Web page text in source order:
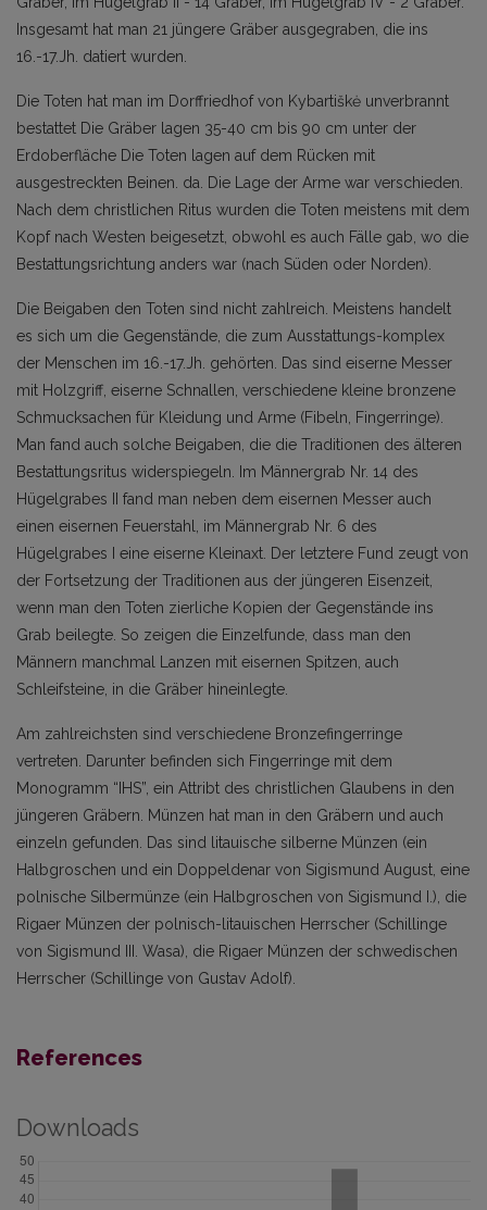
Insgesamt hat man 21 jüngere Gräber ausgegraben, die ins
16.-17.Jh. datiert wurden.
Die Toten hat man im Dorffriedhof von Kybartiškė unverbrannt
bestattet Die Gräber lagen 35-40 cm bis 90 cm unter der
Erdoberfläche Die Toten lagen auf dem Rücken mit
ausgestreckten Beinen. da. Die Lage der Arme war verschieden.
Nach dem christlichen Ritus wurden die Toten meistens mit dem
Kopf nach Westen beigesetzt, obwohl es auch Fälle gab, wo die
Bestattungsrichtung anders war (nach Süden oder Norden).
Die Beigaben den Toten sind nicht zahlreich. Meistens handelt
es sich um die Gegenstände, die zum Ausstattungs-komplex
der Menschen im 16.-17.Jh. gehörten. Das sind eiserne Messer
mit Holzgriff, eiserne Schnallen, verschiedene kleine bronzene
Schmucksachen für Kleidung und Arme (Fibeln, Fingerringe).
Man fand auch solche Beigaben, die die Traditionen des älteren
Bestattungsritus widerspiegeln. Im Männergrab Nr. 14 des
Hügelgrabes II fand man neben dem eisernen Messer auch
einen eisernen Feuerstahl, im Männergrab Nr. 6 des
Hügelgrabes I eine eiserne Kleinaxt. Der letztere Fund zeugt von
der Fortsetzung der Traditionen aus der jüngeren Eisenzeit,
wenn man den Toten zierliche Kopien der Gegenstände ins
Grab beilegte. So zeigen die Einzelfunde, dass man den
Männern manchmal Lanzen mit eisernen Spitzen, auch
Schleifsteine, in die Gräber hineinlegte.
Am zahlreichsten sind verschiedene Bronzefingerringe
vertreten. Darunter befinden sich Fingerringe mit dem
Monogramm “IHS”, ein Attribt des christlichen Glaubens in den
jüngeren Gräbern. Münzen hat man in den Gräbern und auch
einzeln gefunden. Das sind litauische silberne Münzen (ein
Halbgroschen und ein Doppeldenar von Sigismund August, eine
polnische Silbermünze (ein Halbgroschen von Sigismund I.), die
Rigaer Münzen der polnisch-litauischen Herrscher (Schillinge
von Sigismund III. Wasa), die Rigaer Münzen der schwedischen
Herrscher (Schillinge von Gustav Adolf).
References
Downloads